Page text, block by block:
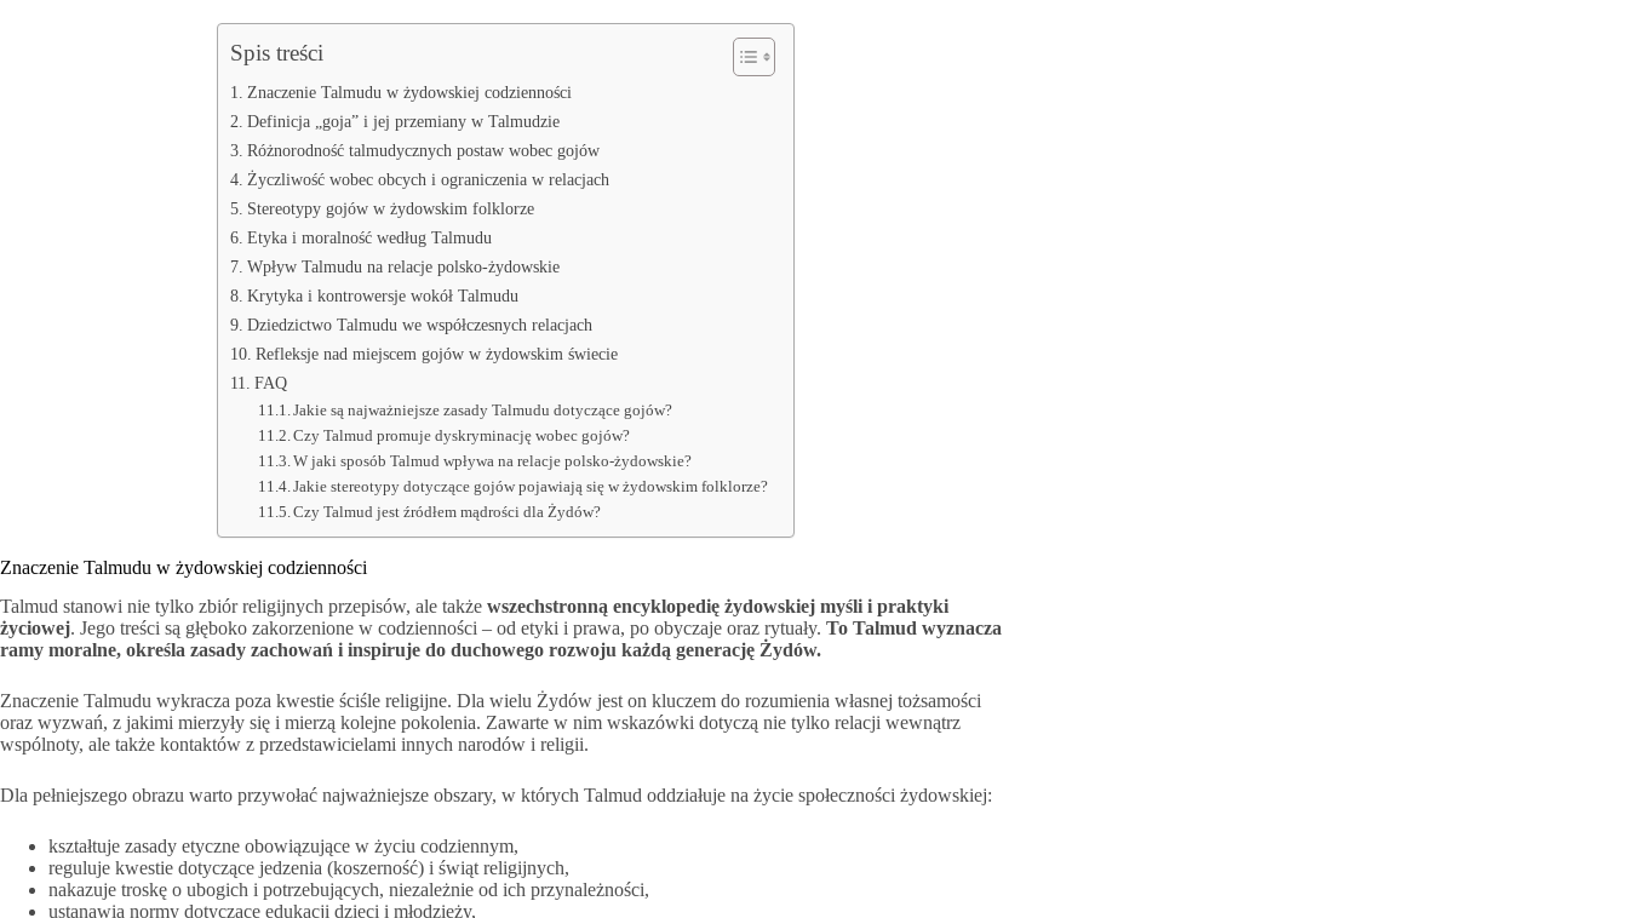
Spis treści
Znaczenie Talmudu w żydowskiej codzienności
Definicja „goja” i jej przemiany w Talmudzie
Różnorodność talmudycznych postaw wobec gojów
Życzliwość wobec obcych i ograniczenia w relacjach
Stereotypy gojów w żydowskim folklorze
Etyka i moralność według Talmudu
Wpływ Talmudu na relacje polsko-żydowskie
Krytyka i kontrowersje wokół Talmudu
Dziedzictwo Talmudu we współczesnych relacjach
Refleksje nad miejscem gojów w żydowskim świecie
FAQ
Jakie są najważniejsze zasady Talmudu dotyczące gojów?
Czy Talmud promuje dyskryminację wobec gojów?
W jaki sposób Talmud wpływa na relacje polsko-żydowskie?
Jakie stereotypy dotyczące gojów pojawiają się w żydowskim folklorze?
Czy Talmud jest źródłem mądrości dla Żydów?
Znaczenie Talmudu w żydowskiej codzienności
Talmud stanowi nie tylko zbiór religijnych przepisów, ale także wszechstronną encyklopedię żydowskiej myśli i praktyki
życiowej. Jego treści są głęboko zakorzenione w codzienności – od etyki i prawa, po obyczaje oraz rytuały. To Talmud wyznacza
ramy moralne, określa zasady zachowań i inspiruje do duchowego rozwoju każdą generację Żydów.
Znaczenie Talmudu wykracza poza kwestie ściśle religijne. Dla wielu Żydów jest on kluczem do rozumienia własnej tożsamości
oraz wyzwań, z jakimi mierzyły się i mierzą kolejne pokolenia. Zawarte w nim wskazówki dotyczą nie tylko relacji wewnątrz
wspólnoty, ale także kontaktów z przedstawicielami innych narodów i religii.
Dla pełniejszego obrazu warto przywołać najważniejsze obszary, w których Talmud oddziałuje na życie społeczności żydowskiej:
kształtuje zasady etyczne obowiązujące w życiu codziennym,
reguluje kwestie dotyczące jedzenia (koszerność) i świąt religijnych,
nakazuje troskę o ubogich i potrzebujących, niezależnie od ich przynależności,
ustanawia normy dotyczące edukacji dzieci i młodzieży,